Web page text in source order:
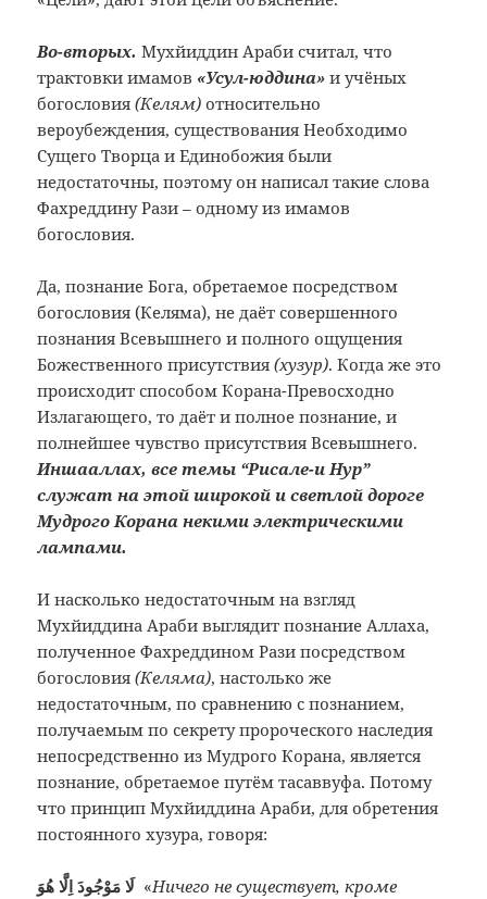
Во-вторых. Мухйиддин Араби считал, что
трактовки имамов «Усул-юддина» и учёных
богословия(Келям) относительно
вероубеждения, существования Необходимо
Сущего Творца и Единобожия были
недостаточны, поэтому он написал такие слова
Фахреддину Рази – одному из имамов
богословия.
Да, познание Бога, обретаемое посредством
богословия (Келяма), не даёт совершенного
познания Всевышнего и полного ощущения
Божественного присутствия(хузур). Когда же это
происходит способом Корана-Превосходно
Излагающего, то даёт и полное познание, и
полнейшее чувство присутствия Всевышнего.
Иншааллах, все темы “Рисале-и Нур”
служат на этой широкой и светлой дороге
Мудрого Корана некими электрическими
лампами.
И насколько недостаточным на взгляд
Мухйиддина Араби выглядит познание Аллаха,
полученное Фахреддином Рази посредством
богословия(Келяма), настолько же
недостаточным, по сравнению с познанием,
получаемым по секрету пророческого наследия
непосредственно из Мудрого Корана, является
познание, обретаемое путём тасаввуфа. Потому
что принцип Мухйиддина Араби, для обретения
постоянного хузура, говоря:
«Ничего не существует, кроме